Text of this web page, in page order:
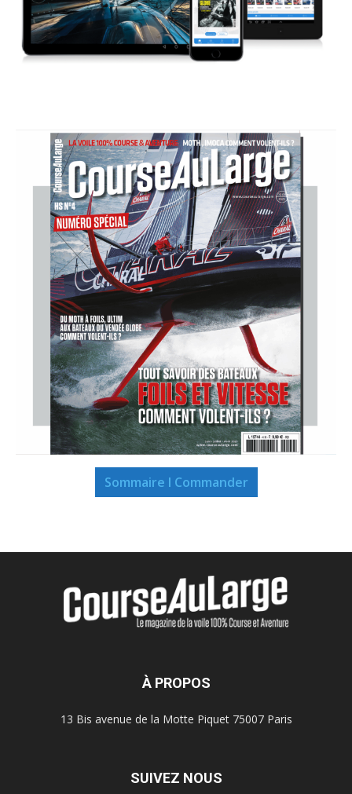
Sommaire I Commander
À PROPOS
13 Bis avenue de la Motte Piquet 75007 Paris
SUIVEZ NOUS